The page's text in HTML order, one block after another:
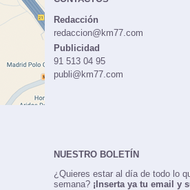
Skoda Karoq
(150 CV) DSG
Volkswagen